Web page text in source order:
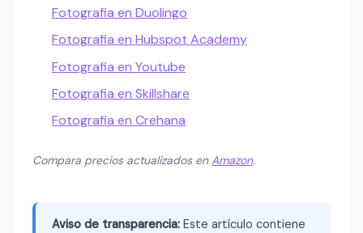
Fotografia en Duolingo
Fotografia en Hubspot Academy
Fotografia en Youtube
Fotografia en Skillshare
Fotografia en Crehana
Compara precios actualizados enAmazon.
Aviso de transparencia: Este artículo contiene